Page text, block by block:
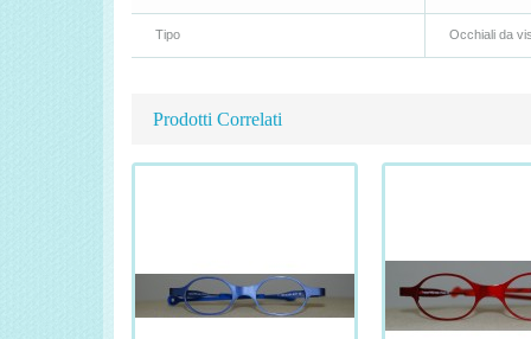
Tipo Occhiali da
Prodotti Correlati